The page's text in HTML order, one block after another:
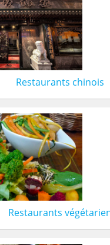
Restaurants chinois
Restaurants